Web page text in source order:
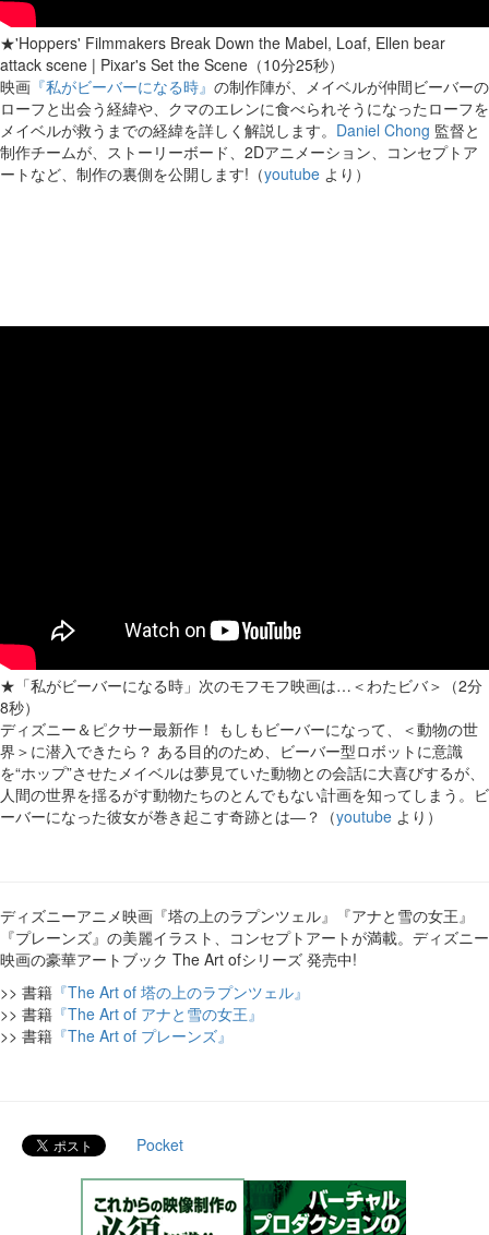
★'Hoppers' Filmmakers Break Down the Mabel, Loaf, Ellen bear
attack scene | Pixar's Set the Scene（10分25秒）
映画 『私がビーバーになる時』 の制作陣が、メイベルが仲間ビーバーの
ローフと出会う経緯や、クマのエレンに食べられそうになったローフを
メイベルが救うまでの経緯を詳しく解説します。 Daniel Chong 監督と
制作チームが、ストーリーボード、2Dアニメーション、コンセプトア
ートなど、制作の裏側を公開します!（youtube より）
★「私がビーバーになる時」次のモフモフ映画は…＜わたビバ＞（2分
8秒）
ディズニー＆ピクサー最新作！ もしもビーバーになって、＜動物の世
界＞に潜入できたら？ ある目的のため、ビーバー型ロボットに意識
を“ホップ”させたメイベルは夢見ていた動物との会話に大喜びするが、
人間の世界を揺るがす動物たちのとんでもない計画を知ってしまう。ビ
ーバーになった彼女が巻き起こす奇跡とは―？（youtube より）
ディズニーアニメ映画『塔の上のラプンツェル』『アナと雪の女王』
『プレーンズ』の美麗イラスト、コンセプトアートが満載。ディズニー
映画の豪華アートブック The Art ofシリーズ 発売中!
>> 書籍 『The Art of 塔の上のラプンツェル』
>> 書籍 『The Art of アナと雪の女王』
>> 書籍 『The Art of プレーンズ』
Pocket